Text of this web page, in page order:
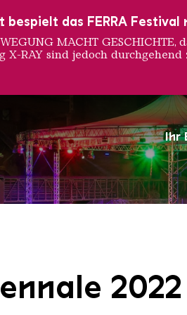
Ihr
bespielt das FERRA
MACHT
RAY sind jedoch